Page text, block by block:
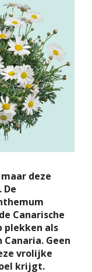
deze
De
Canarische
plekken als
Geen
vrolijke
krijgt.